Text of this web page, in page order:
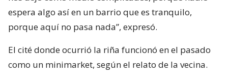
espera algo así en un barrio que es tranquilo,
porque aquí no pasa nada”, expresó.
El cité donde ocurrió la riña funcionó en el pasado
como un minimarket, según el relato de la vecina.